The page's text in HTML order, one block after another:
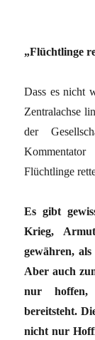
„Flüchtlinge
Dass es nicht
Zentralachse
der
Flüchtlinge
Es gibt
Krieg,
gewähren,
Aber auch
nur hoffen,
bereitsteht.
nicht nur